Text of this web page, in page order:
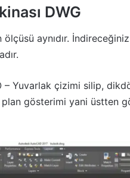
DWG
ölçüsü aynıdır.
– Yuvarlak çizimi silip,
plan gösterimi yani üstten